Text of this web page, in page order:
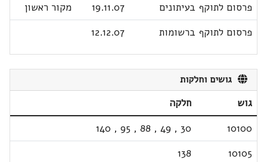
פרסום לתוקף בעיתונים
19.11.07
מקור ראשון
פרסום לתוקף ברשומות
12.12.07
גושים וחלקות
גוש
חלקה
10100
30
,
49
,
88
,
95
,
140
10105
138